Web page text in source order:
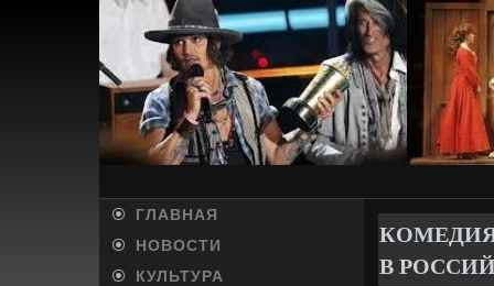
ГЛАВНАЯ
НОВОСТИ
КУЛЬТУРА
В